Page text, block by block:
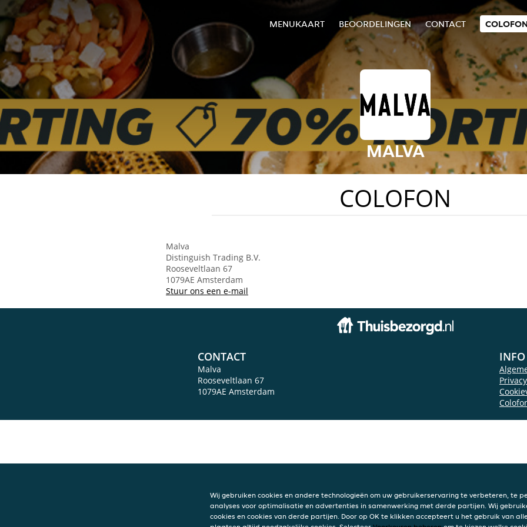
MENUKAART BEOORDELINGEN CONTACT
MALVA
COLOFON
Malva
Distinguish Trading B.V.
Rooseveltlaan 67
1079AE Amsterdam
Stuur ons een e-mail
CONTACT
Malva
Rooseveltlaan 67
1079AE Amsterdam
INFO
Wij gebruiken cookies en andere technologieën om uw gebruikerservaring te verbeteren, te
analyses voor optimalisatie en advertenties in samenwerking met derde partijen. Wij
cookies en cookies van derde partijen. Door op OK te klikken accepteert u het gebruik van